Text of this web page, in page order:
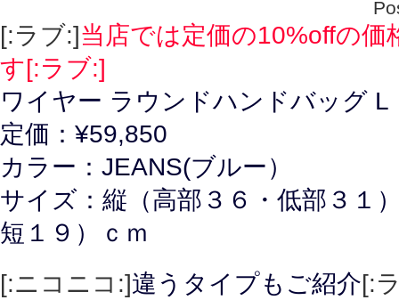
[:ラブ:]当店では定価の10%offの価
す[:ラブ:]
ワイヤー ラウンドハンドバッグ L
定価：¥59,850
カラー：JEANS(ブルー）
サイズ：縦（高部３６・低部３１
短１９）ｃｍ
[:ニコニコ:]違うタイプもご紹介[: